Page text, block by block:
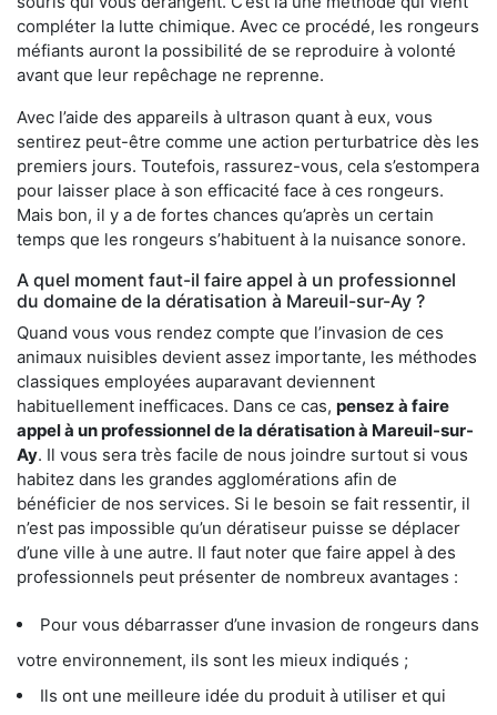
compléter la lutte chimique. Avec ce procédé, les rongeurs
méfiants auront la possibilité de se reproduire à volonté
avant que leur repêchage ne reprenne.
Avec l’aide des appareils à ultrason quant à eux, vous
sentirez peut-être comme une action perturbatrice dès les
premiers jours. Toutefois, rassurez-vous, cela s’estompera
pour laisser place à son efficacité face à ces rongeurs.
Mais bon, il y a de fortes chances qu’après un certain
temps que les rongeurs s’habituent à la nuisance sonore.
A quel moment faut-il faire appel à un professionnel
du domaine de la dératisation à Mareuil-sur-Ay ?
Quand vous vous rendez compte que l’invasion de ces
animaux nuisibles devient assez importante, les méthodes
classiques employées auparavant deviennent
habituellement inefficaces. Dans ce cas, pensez à faire
appel à un professionnel de la dératisation à Mareuil-sur-
Ay. Il vous sera très facile de nous joindre surtout si vous
habitez dans les grandes agglomérations afin de
bénéficier de nos services. Si le besoin se fait ressentir, il
n’est pas impossible qu’un dératiseur puisse se déplacer
d’une ville à une autre. Il faut noter que faire appel à des
professionnels peut présenter de nombreux avantages :
Pour vous débarrasser d’une invasion de rongeurs dans
votre environnement, ils sont les mieux indiqués ;
Ils ont une meilleure idée du produit à utiliser et qui